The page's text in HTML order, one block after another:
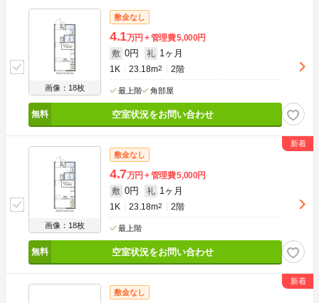
画像：18枚
敷金なし
4.1万円 管理費5,000円
敷 0円 礼 1ヶ月
1K 23.18m2 2階
最上階 角部屋
空室状況をお問い合わせ
画像：18枚
敷金なし
4.7万円 管理費5,000円
敷 0円 礼 1ヶ月
1K 23.18m2 2階
最上階
空室状況をお問い合わせ
敷金なし